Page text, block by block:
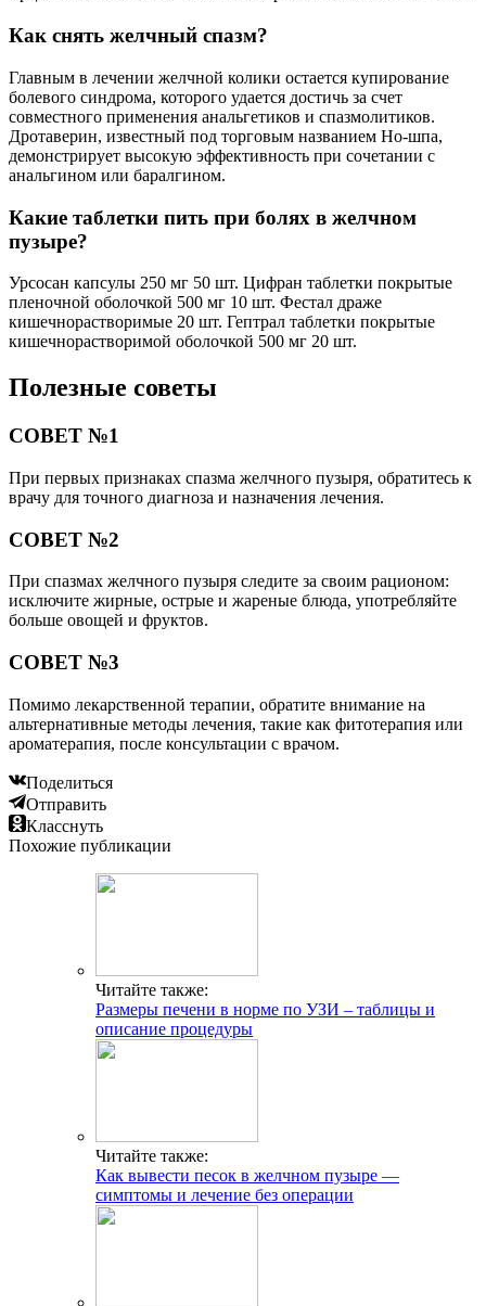
Как снять желчный спазм?
Главным в лечении желчной колики остается купирование
болевого синдрома, которого удается достичь за счет
совместного применения анальгетиков и спазмолитиков.
Дротаверин, известный под торговым названием Но-шпа,
демонстрирует высокую эффективность при сочетании с
анальгином или баралгином.
Какие таблетки пить при болях в желчном
пузыре?
Урсосан капсулы 250 мг 50 шт. Цифран таблетки покрытые
пленочной оболочкой 500 мг 10 шт. Фестал драже
кишечнорастворимые 20 шт. Гептрал таблетки покрытые
кишечнорастворимой оболочкой 500 мг 20 шт.
Полезные советы
СОВЕТ №1
При первых признаках спазма желчного пузыря, обратитесь к
врачу для точного диагноза и назначения лечения.
СОВЕТ №2
При спазмах желчного пузыря следите за своим рационом:
исключите жирные, острые и жареные блюда, употребляйте
больше овощей и фруктов.
СОВЕТ №3
Помимо лекарственной терапии, обратите внимание на
альтернативные методы лечения, такие как фитотерапия или
ароматерапия, после консультации с врачом.
Поделиться
Отправить
Класснуть
Похожие публикации
Читайте также:
Размеры печени в норме по УЗИ – таблицы и
описание процедуры
Читайте также:
Как вывести песок в желчном пузыре —
симптомы и лечение без операции